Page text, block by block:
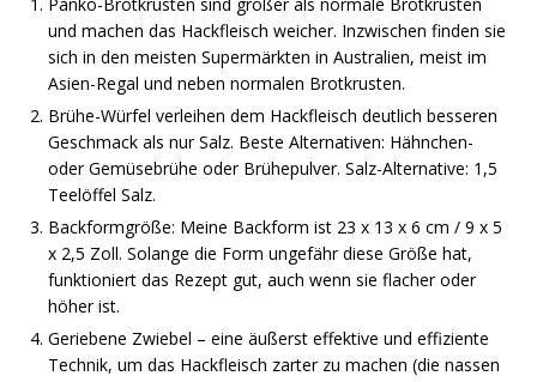
und machen das Hackfleisch weicher. Inzwischen finden sie
sich in den meisten Supermärkten in Australien, meist im
Asien-Regal und neben normalen Brotkrusten.
Brühe-Würfel verleihen dem Hackfleisch deutlich besseren
Geschmack als nur Salz. Beste Alternativen: Hähnchen-
oder Gemüsebrühe oder Brühepulver. Salz-Alternative: 1,5
Teelöffel Salz.
Backformgröße: Meine Backform ist 23 x 13 x 6 cm / 9 x 5
x 2,5 Zoll. Solange die Form ungefähr diese Größe hat,
funktioniert das Rezept gut, auch wenn sie flacher oder
höher ist.
Geriebene Zwiebel – eine äußerst effektive und effiziente
Technik, um das Hackfleisch zarter zu machen (die nassen